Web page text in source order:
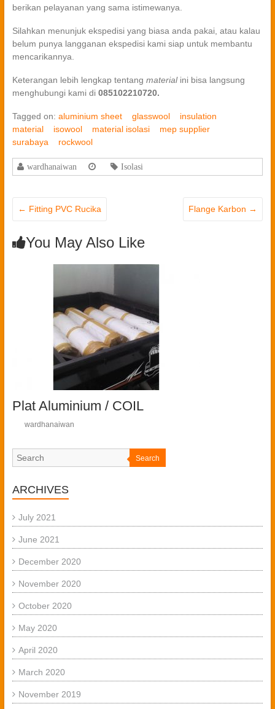
berikan pelayanan yang sama istimewanya.
Silahkan menunjuk ekspedisi yang biasa anda pakai, atau kalau
belum punya langganan ekspedisi kami siap untuk membantu
mencarikannya.
Keterangan lebih lengkap tentang material ini bisa langsung
menghubungi kami di 085102210720.
Tagged on: aluminium sheet glasswool
insulation
material
isowool material isolasi
mep supplier
surabaya
rockwool
wardhanaiwan Isolasi
← Fitting PVC Rucika Flange Karbon →
You May Also Like
Plat Aluminium / COIL
wardhanaiwan
Search
ARCHIVES
July 2021
June 2021
December 2020
November 2020
October 2020
May 2020
April 2020
March 2020
November 2019